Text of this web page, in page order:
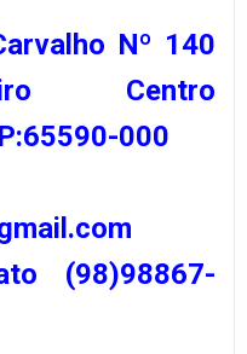
Nº 140
Centro
000
(98)98867-